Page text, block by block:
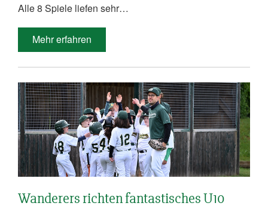
Alle 8 Spiele liefen sehr…
Mehr erfahren
Wanderers richten fantastisches U10